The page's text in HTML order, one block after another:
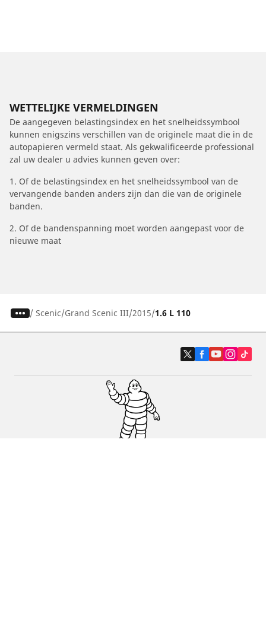
WETTELIJKE VERMELDINGEN
De aangegeven belastingsindex en het snelheidssymbool
kunnen enigszins verschillen van de originele maat die in de
autopapieren vermeld staat. Als gekwalificeerde professional
zal uw dealer u advies kunnen geven over:
1. Of de belastingsindex en het snelheidssymbool van de
vervangende banden anders zijn dan die van de originele
banden.
2. Of de bandenspanning moet worden aangepast voor de
nieuwe maat
/ Scenic Grand Scenic III 2015 1.6 L 110